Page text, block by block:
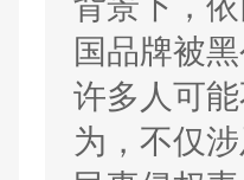
国品牌被
许多人可
为，不仅